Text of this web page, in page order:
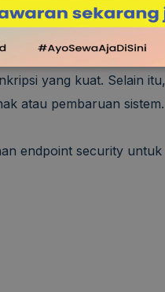
pribadi maupun
yang kuat. Selain itu,
atau pembaruan sistem.
endpoint security untuk